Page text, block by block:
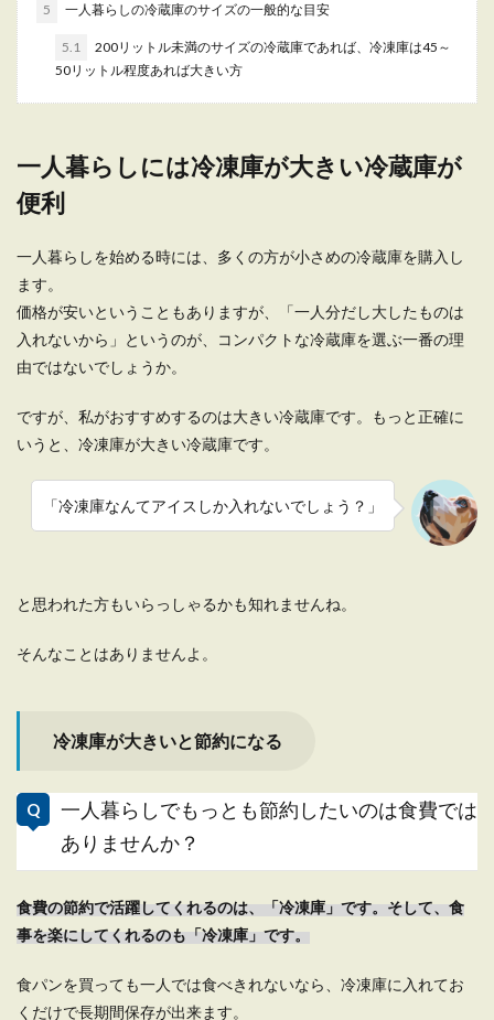
一人暮らしをされている皆さん、部屋の中にゴミ
箱は何個おいてありますか？ ゴミ箱が少ないとゴ
一人暮らしの引っ越しの挨拶・男が挨
拶をする際のマナーと注意点
挨拶をするのがマナーです。ですが、男の一人暮
一人暮らしでも犬が飼いたいと思うことはあるで
の留守番...
納したいなら
一人暮らしをする人の多くは、それほど大きくは
ぶ！オススメや節約方法
ものを選...
一人暮らしの自炊に必要な食材をスト
5 一人暮らしの冷蔵庫のサイズの一般的な目安
5.1
200リットル未満のサイズの冷蔵庫であれば、冷凍庫は45～
50リットル程度あれば大きい方
一人暮らしには冷凍庫が大きい冷蔵庫が
便利
一人暮らしを始める時には、多くの方が小さめの冷蔵庫を購入し
ます。
価格が安いということもありますが、「一人分だし大したものは
入れないから」というのが、コンパクトな冷蔵庫を選ぶ一番の理
由ではないでしょうか。
ですが、私がおすすめするのは大きい冷蔵庫です。もっと正確に
いうと、冷凍庫が大きい冷蔵庫です。
「冷凍庫なんてアイスしか入れないでしょう？」
と思われた方もいらっしゃるかも知れませんね。
そんなことはありませんよ。
冷凍庫が大きいと節約になる
一人暮らしでもっとも節約したいのは食費では
ありませんか？
食費の節約で活躍してくれるのは、「冷凍庫」です。そして、食
事を楽にしてくれるのも「冷凍庫」です。
食パンを買っても一人では食べきれないなら、冷凍庫に入れてお
くだけで長期間保存が出来ます。